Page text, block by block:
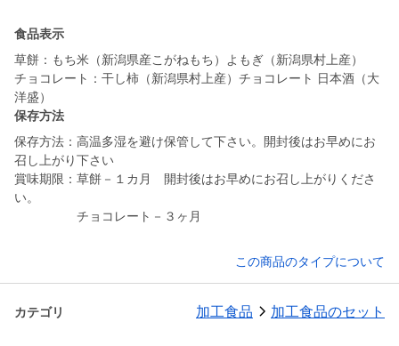
食品表示
草餅：もち米（新潟県産こがねもち）よもぎ（新潟県村上産）
チョコレート：干し柿（新潟県村上産）チョコレート 日本酒（大
洋盛）
保存方法
保存方法：高温多湿を避け保管して下さい。開封後はお早めにお
召し上がり下さい
賞味期限：草餅－１カ月 開封後はお早めにお召し上がりくださ
い。
チョコレート－３ヶ月
この商品のタイプについて
カテゴリ 加工食品 加工食品のセット